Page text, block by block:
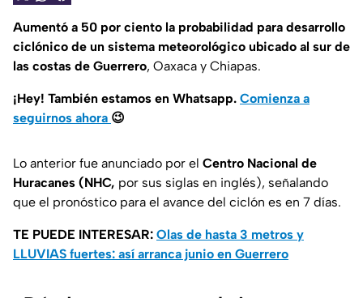
Aumentó a 50 por ciento la probabilidad para desarrollo
ciclónico de un sistema meteorológico ubicado al sur de
las costas de Guerrero, Oaxaca y Chiapas.
¡Hey! También estamos en Whatsapp. Comienza a
seguirnos ahora 😉
Lo anterior fue anunciado por el Centro Nacional de
Huracanes (NHC, por sus siglas en inglés), señalando
que el pronóstico para el avance del ciclón es en 7 días.
TE PUEDE INTERESAR: Olas de hasta 3 metros y
LLUVIAS fuertes: así arranca junio en Guerrero